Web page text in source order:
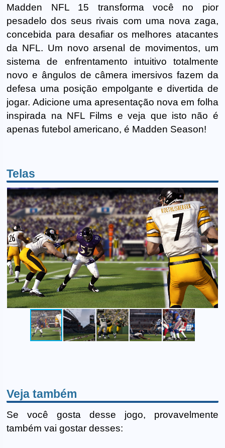
Madden NFL 15 transforma você no pior
pesadelo dos seus rivais com uma nova zaga,
concebida para desafiar os melhores atacantes
da NFL. Um novo arsenal de movimentos, um
sistema de enfrentamento intuitivo totalmente
novo e ângulos de câmera imersivos fazem da
defesa uma posição empolgante e divertida de
jogar. Adicione uma apresentação nova em folha
inspirada na NFL Films e veja que isto não é
apenas futebol americano, é Madden Season!
Telas
Veja também
Se você gosta desse jogo, provavelmente
também vai gostar desses: